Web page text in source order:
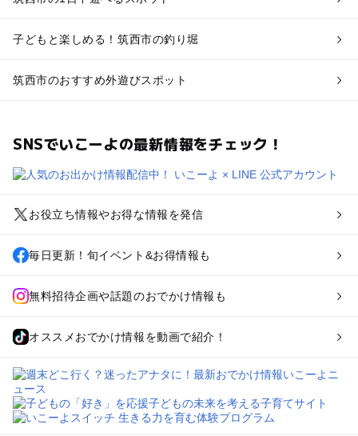
子どもと楽しめる！筑西市の釣り堀
筑西市のおすすめ外遊びスポット
SNSでいこーよの最新情報をチェック！
お役立ち情報やお得な情報を発信
毎日更新！旬イベント&お得情報も
無料招待企画や話題のおでかけ情報も
オススメおでかけ情報を動画で紹介！